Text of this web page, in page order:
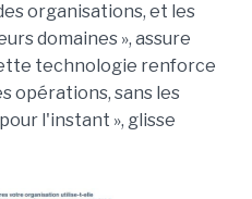
organisations, et les
domaines », assure
technologie renforce
opérations, sans les
l'instant », glisse